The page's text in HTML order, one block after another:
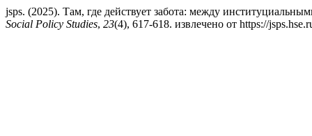
jsps. (2025). Там, где действует забота: между
Social Policy Studies, 23(4), 617-618. извлечено от https://